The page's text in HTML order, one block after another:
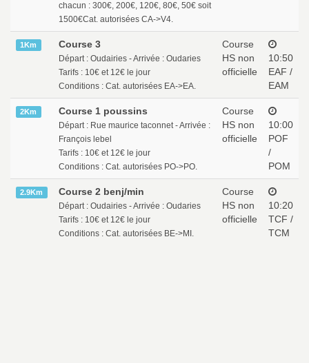
chacun : 300€, 200€, 120€, 80€, 50€ soit
1500€Cat. autorisées CA->V4.
1Km Course 3
Départ : Oudairies - Arrivée : Oudaries
Tarifs : 10€ et 12€ le jour
Conditions : Cat. autorisées EA->EA.
Course
HS non
officielle
10:50
EAF /
EAM
2Km Course 1 poussins
Départ : Rue maurice taconnet - Arrivée :
François lebel
Tarifs : 10€ et 12€ le jour
Conditions : Cat. autorisées PO->PO.
Course
HS non
officielle
10:00
POF
/
POM
2.9Km Course 2 benj/min
Départ : Oudairies - Arrivée : Oudaries
Tarifs : 10€ et 12€ le jour
Conditions : Cat. autorisées BE->MI.
Course
HS non
officielle
10:20
TCF /
TCM